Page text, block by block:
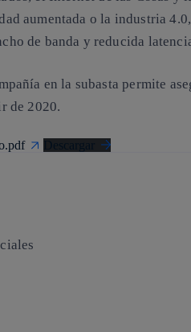
aumentada o la industria
de banda y reducida
en la subasta permite
de 2020.
Descargar